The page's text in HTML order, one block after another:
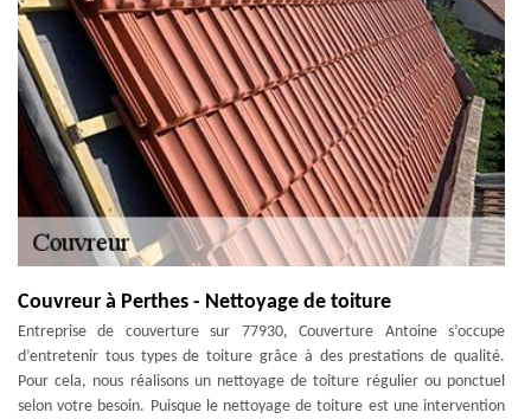
Couvreur à Perthes - Nettoyage de toiture
Entreprise de couverture sur 77930, Couverture Antoine s’occupe
d’entretenir tous types de toiture grâce à des prestations de qualité.
Pour cela, nous réalisons un nettoyage de toiture régulier ou ponctuel
selon votre besoin. Puisque le nettoyage de toiture est une intervention